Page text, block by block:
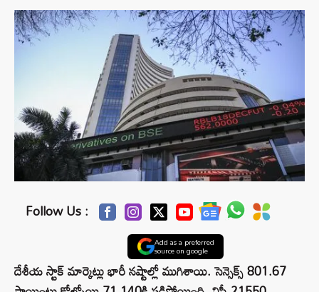
Follow Us :
Add as a preferred
source on google
దేశీయ స్టాక్ మార్కెట్లు భారీ నష్టాల్లో ముగిశాయి. సెన్సెక్స్‌ 801.67